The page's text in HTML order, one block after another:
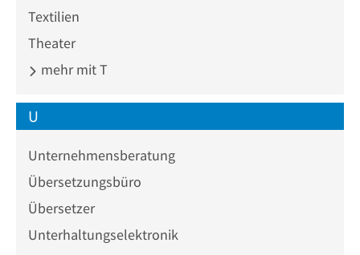
Textilien
Theater
mehr mit T
U
Unternehmensberatung
Übersetzungsbüro
Übersetzer
Unterhaltungselektronik